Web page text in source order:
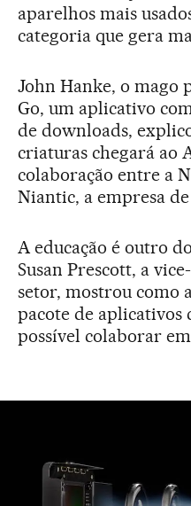
aparelhos mais
categoria que gera
John Hanke, o mago
Go, um aplicativo
de downloads,
criaturas chegará ao
colaboração entre a
Niantic, a empresa
A educação é outro
Susan Prescott, a
setor, mostrou como
pacote de aplicativos
possível colaborar